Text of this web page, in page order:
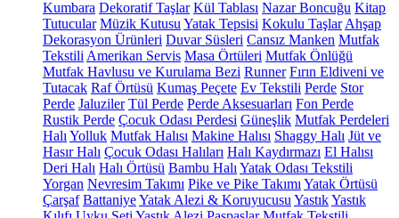
Kumbara Dekoratif Taşlar Kül Tablası Nazar Boncuğu Kitap
Tutucular Müzik Kutusu Yatak Tepsisi Kokulu Taşlar Ahşap
Dekorasyon Ürünleri Duvar Süsleri Cansız Manken Mutfak
Tekstili Amerikan Servis Masa Örtüleri Mutfak Önlüğü
Mutfak Havlusu ve Kurulama Bezi Runner Fırın Eldiveni ve
Tutacak Raf Örtüsü Kumaş Peçete Ev Tekstili Perde Stor
Perde Jaluziler Tül Perde Perde Aksesuarları Fon Perde
Rustik Perde Çocuk Odası Perdesi Güneşlik Mutfak Perdeleri
Halı Yolluk Mutfak Halısı Makine Halısı Shaggy Halı Jüt ve
Hasır Halı Çocuk Odası Halıları Halı Kaydırmazı El Halısı
Deri Halı Halı Örtüsü Bambu Halı Yatak Odası Tekstili
Yorgan Nevresim Takımı Pike ve Pike Takımı Yatak Örtüsü
Çarşaf BattaniyeYatak Alezi & Koruyucusu YastıkYastık